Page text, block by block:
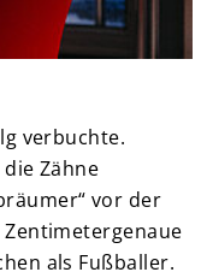
verbuchte.
Zähne
vor der
als Fußballer.